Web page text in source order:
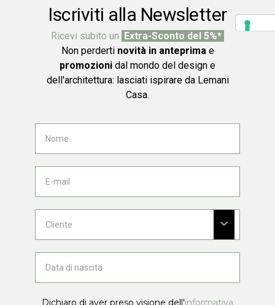
Iscriviti alla Newsletter
Ricevi subito un Extra-Sconto del 5%*
Non perderti novità in anteprima e
promozioni dal mondo del design e
dell'architettura: lasciati ispirare da Lemani
Casa.
Dichiaro di aver preso visione dell'informativa